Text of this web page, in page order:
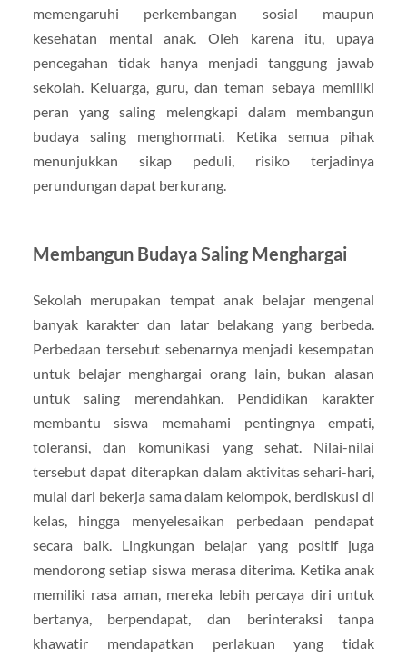
memengaruhi perkembangan sosial maupun
kesehatan mental anak. Oleh karena itu, upaya
pencegahan tidak hanya menjadi tanggung jawab
sekolah. Keluarga, guru, dan teman sebaya memiliki
peran yang saling melengkapi dalam membangun
budaya saling menghormati. Ketika semua pihak
menunjukkan sikap peduli, risiko terjadinya
perundungan dapat berkurang.
Membangun Budaya Saling Menghargai
Sekolah merupakan tempat anak belajar mengenal
banyak karakter dan latar belakang yang berbeda.
Perbedaan tersebut sebenarnya menjadi kesempatan
untuk belajar menghargai orang lain, bukan alasan
untuk saling merendahkan. Pendidikan karakter
membantu siswa memahami pentingnya empati,
toleransi, dan komunikasi yang sehat. Nilai-nilai
tersebut dapat diterapkan dalam aktivitas sehari-hari,
mulai dari bekerja sama dalam kelompok, berdiskusi di
kelas, hingga menyelesaikan perbedaan pendapat
secara baik. Lingkungan belajar yang positif juga
mendorong setiap siswa merasa diterima. Ketika anak
memiliki rasa aman, mereka lebih percaya diri untuk
bertanya, berpendapat, dan berinteraksi tanpa
khawatir mendapatkan perlakuan yang tidak